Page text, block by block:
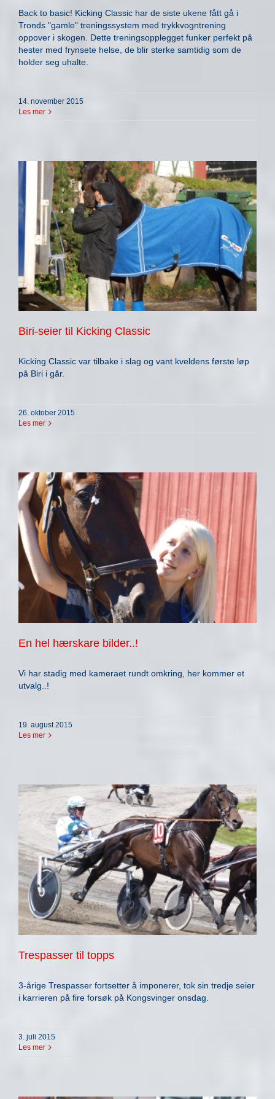
Back to basic! Kicking Classic har de siste ukene fått gå i
Tronds "gamle" treningssystem med trykkvogntrening
oppover i skogen. Dette treningsopplegget funker perfekt på
hester med frynsete helse, de blir sterke samtidig som de
holder seg uhalte.
14. november 2015
Les mer
Biri-seier til Kicking Classic
Kicking Classic var tilbake i slag og vant kveldens første løp
på Biri i går.
26. oktober 2015
Les mer
En hel hærskare bilder..!
Vi har stadig med kameraet rundt omkring, her kommer et
utvalg..!
19. august 2015
Les mer
Trespasser til topps
3-årige Trespasser fortsetter å imponerer, tok sin tredje seier
i karrieren på fire forsøk på Kongsvinger onsdag.
3. juli 2015
Les mer